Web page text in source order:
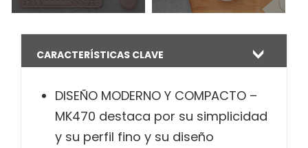
CARACTERÍSTICAS CLAVE
DISEÑO MODERNO Y COMPACTO –
MK470 destaca por su simplicidad
y su perfil fino y su diseño